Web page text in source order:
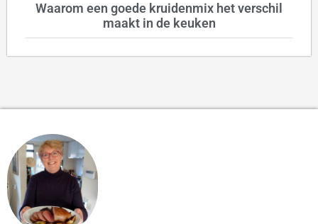
Waarom een goede kruidenmix het verschil
maakt in de keuken